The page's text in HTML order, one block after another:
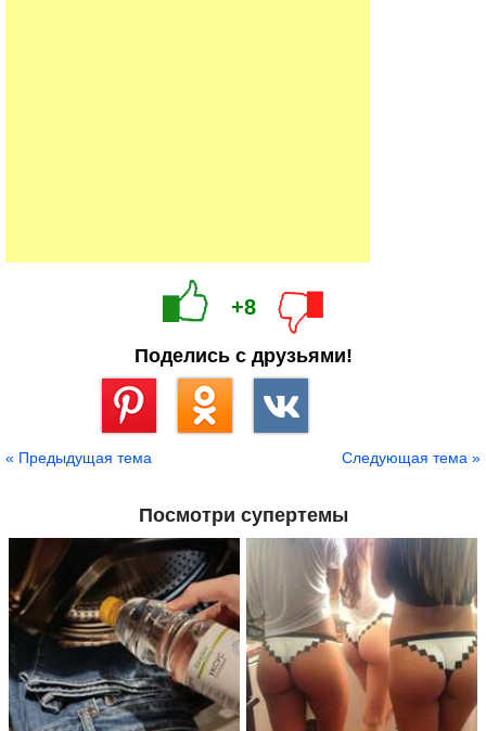
+8
Поделись с друзьями!
« Предыдущая тема Следующая тема »
Посмотри супертемы